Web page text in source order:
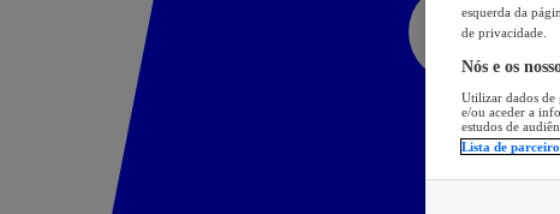
esquerda da
de privacidade.
Nós e os
Utilizar dados de
e/ou aceder a
estudos de
Lista de